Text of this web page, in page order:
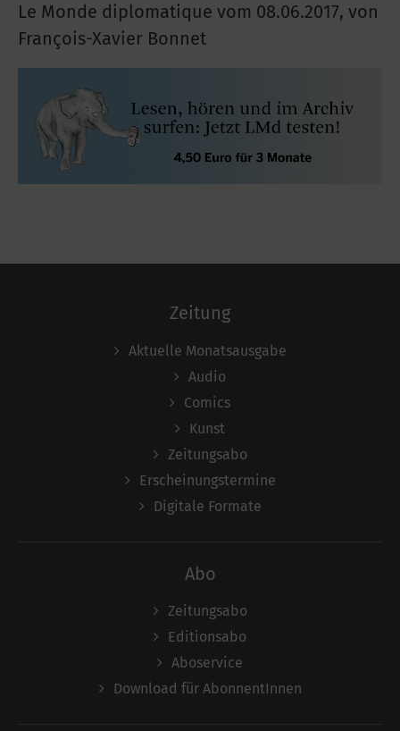
Le Monde diplomatique vom 08.06.2017, von
François-Xavier Bonnet
Zeitung
Aktuelle Monatsausgabe
Audio
Comics
Kunst
Zeitungsabo
Erscheinungstermine
Digitale Formate
Abo
Zeitungsabo
Editionsabo
Aboservice
Download für AbonnentInnen